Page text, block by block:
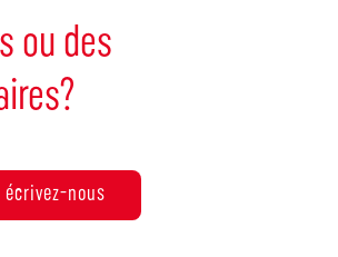
ou des
écrivez-nous